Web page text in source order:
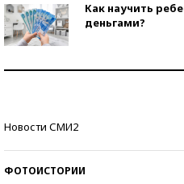
Как научить
деньгами?
Новости СМИ2
ФОТОИСТОРИИ